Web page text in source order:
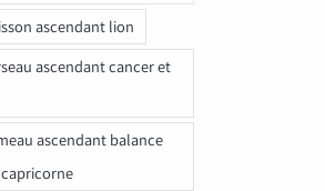
ascendant lion
ascendant cancer et
ascendant balance